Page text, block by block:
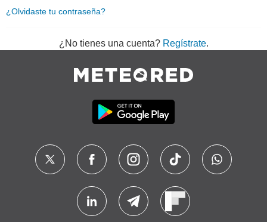
¿Olvidaste tu contraseña?
¿No tienes una cuenta? Regístrate.